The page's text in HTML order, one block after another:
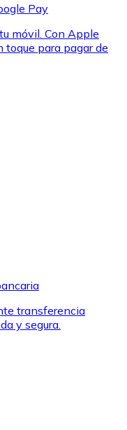
en tu tienda más
para comprar
favoritas con
Pay
móvil. Con Apple
toque para pagar de
transferencia
y segura.